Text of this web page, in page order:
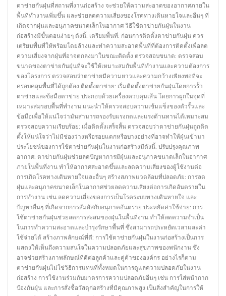
ก่อสร้าง
ตาข่ายกันฝุ่นที่สถานที่งานก่อสร้าง จะช่วยให้ความสะอาดของอากาศภายใน
พื้นที่ทำงานเพิ่มขึ้น และช่วยลดความเสี่ยงของโรคทางเดินหายใจและอื่นๆ ที่
เกิดจากฝุ่นและอนุภาคขนาดเล็กในอากาศ วิธีใช้ตาข่ายกันฝุ่นในงาน
ก่อสร้างมีขั้นตอนง่ายๆ ดังนี้: เตรียมพื้นที่: ก่อนการติดตั้งตาข่ายกันฝุ่น ควร
เตรียมพื้นที่ให้พร้อมโดยล้างและทำความสะอาดพื้นที่ที่ต้องการติดตั้งเพื่อลด
ความเสี่ยงจากฝุ่นที่อาจตกลงมาในขณะติดตั้ง ตรวจสอบขนาด: ตรวจสอบ
ขนาดของตาข่ายกันฝุ่นที่จะใช้ให้เหมาะสมกับพื้นที่ทำงานและความต้องการ
ของโครงการ ตรวจสอบว่าตาข่ายมีความยาวและความกว้างเพียงพอที่จะ
ครอบคลุมพื้นที่ได้ถูกต้อง ติดตั้งตาข่าย: เริ่มติดตั้งตาข่ายกันฝุ่นโดยการรั้ว
ตาข่ายและข้อมือตาข่าย ประกอบด้วยเครื่องควบคุมเส้น โดยการผูกในจุดที่
เหมาะสมรอบพื้นที่ทำงาน แนะนำให้ตรวจสอบความเข้มแข็งของตัวรั้วและ
ข้อมือเพื่อให้แน่ใจว่ามันสามารถรองรับแรงกดและแรงต้านทานได้เหมาะสม
ตรวจสอบความเรียบร้อย: เมื่อติดตั้งเสร็จสิ้น ตรวจสอบว่าตาข่ายกันฝุ่นถูกติด
ตั้งให้แน่ใจว่าไม่มีช่องว่างหรือรอยแตกหรือบางอย่างที่อาจทำให้ฝุ่นเข้ามา
ประโยชน์ของการใช้ตาข่ายกันฝุ่นในงานก่อสร้างมีดังนี้: ปรับปรุงคุณภาพ
อากาศ: ตาข่ายกันฝุ่นช่วยลดปัญหาการมีฝุ่นและอนุภาคขนาดเล็กในอากาศ
ภายในพื้นที่งาน ทำให้อากาศสะอาดขึ้นและลดความเสี่ยงของผู้ใช้งานต่อ
การเกิดโรคทางเดินหายใจและอื่นๆ สร้างสภาพแวดล้อมที่ปลอดภัย: การลด
ฝุ่นและอนุภาคขนาดเล็กในอากาศช่วยลดความเสี่ยงต่อการเกิดอันตรายใน
การทำงาน เช่น ลดความเสี่ยงของการเป็นโรคระบบทางเดินหายใจ และ
ปัญหาอื่นๆ ที่เกิดจากการสัมผัสกับอนุภาคอันตราย ประหยัดค่าใช้จ่าย: การ
ใช้ตาข่ายกันฝุ่นช่วยลดการสะสมของฝุ่นในพื้นที่งาน ทำให้ลดความจำเป็น
ในการทำความสะอาดและบำรุงรักษาพื้นที่ ซึ่งสามารถประหยัดเวลาและค่า
ใช้จ่ายได้ สร้างภาพลักษณ์ที่ดี: การใช้ตาข่ายกันฝุ่นในงานก่อสร้างเป็นการ
แสดงให้เห็นถึงความสนใจในความปลอดภัยและสุขภาพของพนักงาน ซึ่ง
อาจช่วยสร้างภาพลักษณ์ที่ดีต่อลูกค้าและคู่ค้าขององค์กร อย่างไรก็ตาม
ตาข่ายกันฝุ่นไม่ใช่วิธีการแทนที่ทั้งหมดในการดูแลความปลอดภัยในงาน
ก่อสร้าง การใช้งานร่วมกับมาตรการความปลอดภัยอื่นๆ เช่น การใส่หน้ากาก
ป้องกันฝุ่น และการสั่งซื้อวัสดุก่อสร้างที่มีคุณภาพสูง เป็นสิ่งสำคัญในการให้